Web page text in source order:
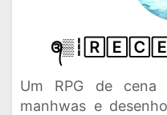
Um RPG de cena
manhwas e